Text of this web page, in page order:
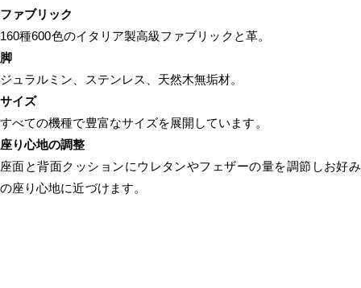
ファブリック
160種600色のイタリア製高級ファブリックと革。
脚
ジュラルミン、ステンレス、天然木無垢材。
サイズ
すべての機種で豊富なサイズを展開しています。
座り心地の調整
座面と背面クッションにウレタンやフェザーの量を調節しお好み
の座り心地に近づけます。